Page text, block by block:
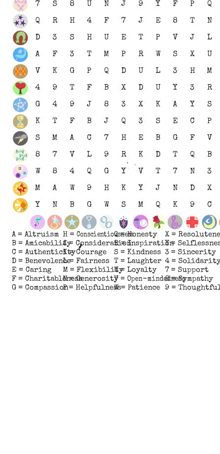
7 S 8 U N J 9 Y F P Q
Q R H 4 F 7 J E 8 T N
D 3 S H U E T P V J L
A F 3 T M P R W S X U
V K G P Q D U L 3 H M
4 9 T F B X D U Y 3 R
G 4 9 J 8 3 X K A Y S
K T F B J Q 3 S E C P
S M A C 7 H E B G F V
8 7 V L 9 R K D T Q B
W 8 4 Q G Y V T 7 N 3
M A W 9 H K Y J N D X
Y N B G W S M Q K 9 C
A = Altruism
B = Amicability
C = Authenticity
D = Benevolence
E = Caring
F = Charitableness
G = Compassion
H = Conscientiousness
J = Consideration
K =Courage
L = Fairness
M = Flexibility
N =Generosity
P = Helpfulness
Q =Honesty
R =Inspiration
S = Kindness
T = Laughter
U = Loyalty
V = Open-mindedness
W = Patience
X =
Y =
3 = Sincerity
4 =
7 = Support
8 =Sympathy
9 =